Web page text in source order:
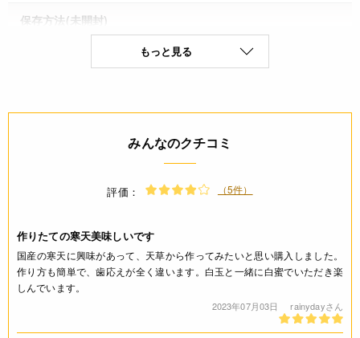
保存方法(未開封)
直射日光、高温多湿を避け冷暗所に保存
コンタミネーション
* 本品加工所では卵・小麦・乳成分を含む製品も扱っておりま
す。(特定原材料8品目中)
栄養成分表示
もっと見る
みんなのクチコミ
評価： （5件）
作りたての寒天美味しいです
国産の寒天に興味があって、天草から作ってみたいと思い購入しました。
作り方も簡単で、歯応えが全く違います。白玉と一緒に白蜜でいただき楽
しんでいます。
2023年07月03日 rainydayさん